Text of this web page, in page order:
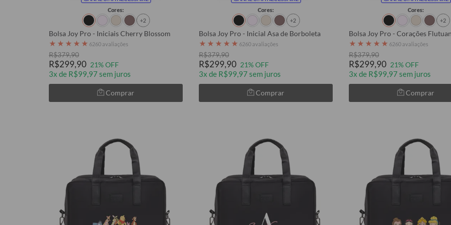
Cores:
+2
Bolsa Joy Pro - Iniciais Cherry Blossom
★ ★ ★ ★ ★ 6260 avaliações
R$379,90
R$299,90 21% OFF
3x de R$99,97 sem juros
Comprar
Cores:
+2
Bolsa Joy Pro - Inicial Asa de Borboleta
★ ★ ★ ★ ★ 6260 avaliações
R$379,90
R$299,90 21% OFF
3x de R$99,97 sem juros
Comprar
Cores:
+2
Bolsa Joy Pro - Corações
★ ★ ★ ★ ★ 6260 avaliações
R$379,90
R$299,90 21% OFF
3x de R$99,97 sem juros
Comprar